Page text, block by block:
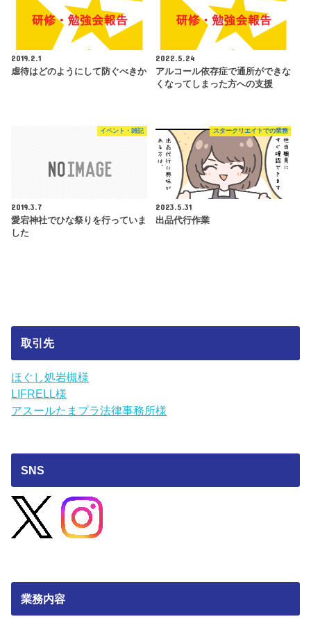
2019.2.1
虐待はどのようにして防ぐべきか
2022.5.24
アルコール依存症で通所ができな
くなってしまった方への支援
イベント・雑記
2019.3.7
愛宕神社でひな祭りを行っていま
した
スタークリエイトでの業務
2023.5.31
出品代行作業
取引先
ほぐし処岩槻様
LIFRELL様
アスールたまプラ法律事務所様
SNS
業務内容